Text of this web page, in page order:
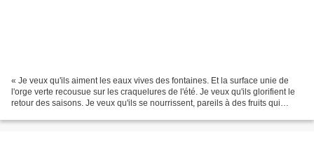
« Je veux qu'ils aiment les eaux vives des fontaines. Et la surface unie de
l'orge verte recousue sur les craquelures de l'été. Je veux qu'ils glorifient le
retour des saisons. Je veux qu'ils se nourrissent, pareils à des fruits qui